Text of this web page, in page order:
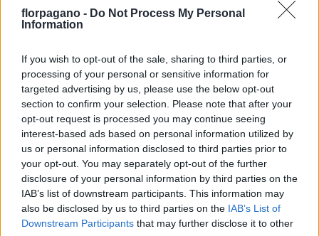
florpagano - Do Not Process My Personal
Information
If you wish to opt-out of the sale, sharing to third parties, or
processing of your personal or sensitive information for
targeted advertising by us, please use the below opt-out
section to confirm your selection. Please note that after your
opt-out request is processed you may continue seeing
interest-based ads based on personal information utilized by
us or personal information disclosed to third parties prior to
your opt-out. You may separately opt-out of the further
disclosure of your personal information by third parties on the
IAB’s list of downstream participants. This information may
also be disclosed by us to third parties on the IAB’s List of
Downstream Participants that may further disclose it to other
ROSMARINO PROSTRATO DIAM.24
Scopri il nostro catalogo